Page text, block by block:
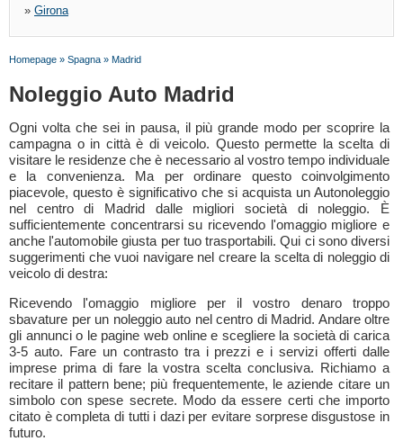
» Girona
Homepage » Spagna » Madrid
Noleggio Auto Madrid
Ogni volta che sei in pausa, il più grande modo per scoprire la
campagna o in città è di veicolo. Questo permette la scelta di
visitare le residenze che è necessario al vostro tempo individuale
e la convenienza. Ma per ordinare questo coinvolgimento
piacevole, questo è significativo che si acquista un Autonoleggio
nel centro di Madrid dalle migliori società di noleggio. È
sufficientemente concentrarsi su ricevendo l'omaggio migliore e
anche l'automobile giusta per tuo trasportabili. Qui ci sono diversi
suggerimenti che vuoi navigare nel creare la scelta di noleggio di
veicolo di destra:
Ricevendo l'omaggio migliore per il vostro denaro troppo
sbavature per un noleggio auto nel centro di Madrid. Andare oltre
gli annunci o le pagine web online e scegliere la società di carica
3-5 auto. Fare un contrasto tra i prezzi e i servizi offerti dalle
imprese prima di fare la vostra scelta conclusiva. Richiamo a
recitare il pattern bene; più frequentemente, le aziende citare un
simbolo con spese secrete. Modo da essere certi che importo
citato è completa di tutti i dazi per evitare sorprese disgustose in
futuro.